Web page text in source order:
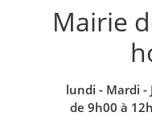
Mairie
lundi - Mardi -
de 9h00 à